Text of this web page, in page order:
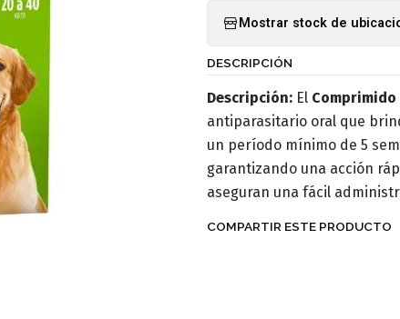
Mostrar stock de
DESCRIPCIÓN
Descripción: El
antiparasitario oral que
un período mínimo de 5
garantizando una acción
aseguran una fácil
COMPARTIR ESTE PRODUCTO